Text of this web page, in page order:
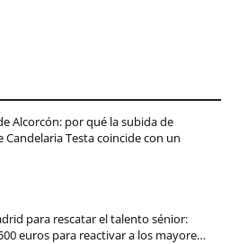
Alcorcón: por qué la subida de
Candelaria Testa coincide con un
para rescatar el talento sénior:
euros para reactivar a los mayore…